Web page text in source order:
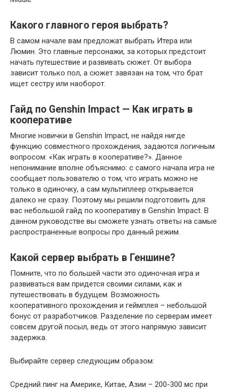
Какого главного героя выбрать?
В самом начале вам предложат выбрать Итера или
Люмин. Это главные персонажи, за которых предстоит
начать путешествие и развивать сюжет. От выбора
зависит только пол, а сюжет завязан на том, что брат
ищет сестру или наоборот.
Гайд по Genshin Impact — Как играть в
кооперативе
Многие новички в Genshin Impact, не найдя нигде
функцию совместного прохождения, задаются логичным
вопросом: «Как играть в кооперативе?». Данное
непонимание вполне объяснимо: с самого начала игра не
сообщает пользователю о том, что играть можно не
только в одиночку, а сам мультиплеер открывается
далеко не сразу. Поэтому мы решили подготовить для
вас небольшой гайд по кооперативу в Genshin Impact. В
данном руководстве вы сможете узнать ответы на самые
распространенные вопросы про данный режим.
Какой сервер выбрать в Геншине?
Помните, что по большей части это одиночная игра и
развиваться вам придется своими силами, как и
путешествовать в будущем. Возможность
кооперативного прохождения и геймплея – небольшой
бонус от разработчиков. Разделение по серверам имеет
совсем другой посыл, ведь от этого напрямую зависит
задержка.
Выбирайте сервер следующим образом:
Средний пинг на Америке, Китае, Азии – 200-300 мс при